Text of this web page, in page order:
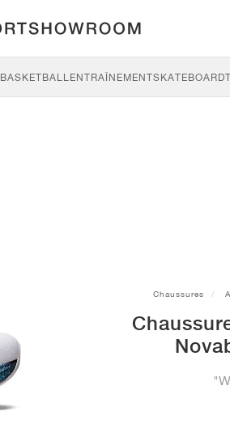
BASKETBALLENTRAÎNEMENTSKATEBOARD
Chaussures